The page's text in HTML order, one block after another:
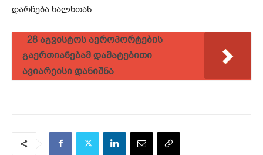
დარჩება ხალხთან.
28 აგვისტოს აეროპორტების
გაერთიანებამ დამატებითი
ავიარეისი დანიშნა